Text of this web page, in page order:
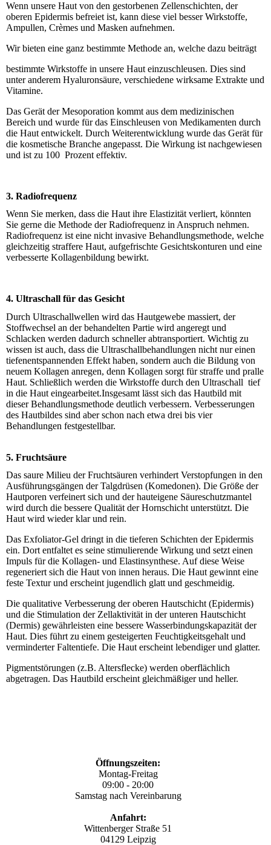
Wenn unsere Haut von den gestorbenen Zellenschichten, der
oberen Epidermis befreiet ist, kann diese viel besser Wirkstoffe,
Ampullen, Crèmes und Masken aufnehmen.
Wir bieten eine ganz bestimmte Methode an, welche dazu beiträgt
bestimmte Wirkstoffe in unsere Haut einzuschleusen. Dies sind
unter anderem Hyaluronsäure, verschiedene wirksame Extrakte und
Vitamine.
Das Gerät der Mesoporation kommt aus dem medizinischen
Bereich und wurde für das Einschleusen von Medikamenten durch
die Haut entwickelt. Durch Weiterentwicklung wurde das Gerät für
die kosmetische Branche angepasst. Die Wirkung ist nachgewiesen
und ist zu 100 Prozent effektiv.
3. Radiofrequenz
Wenn Sie merken, dass die Haut ihre Elastizität verliert, könnten
Sie gerne die Methode der Radiofrequenz in Anspruch nehmen.
Radiofrequenz ist eine nicht invasive Behandlungsmethode, welche
gleichzeitig straffere Haut, aufgefrischte Gesichtskonturen und eine
verbesserte Kollagenbildung bewirkt.
4. Ultraschall für das Gesicht
Durch Ultraschallwellen wird das Hautgewebe massiert, der
Stoffwechsel an der behandelten Partie wird angeregt und
Schlacken werden dadurch schneller abtransportiert. Wichtig zu
wissen ist auch, dass die Ultraschallbehandlungen nicht nur einen
tiefenentspannenden Effekt haben, sondern auch die Bildung von
neuem Kollagen anregen, denn Kollagen sorgt für straffe und pralle
Haut. Schließlich werden die Wirkstoffe durch den Ultraschall tief
in die Haut eingearbeitet.Insgesamt lässt sich das Hautbild mit
dieser Behandlungsmethode deutlich verbessern. Verbesserungen
des Hautbildes sind aber schon nach etwa drei bis vier
Behandlungen festgestellbar.
5. Fruchtsäure
Das saure Milieu der Fruchtsäuren verhindert Verstopfungen in den
Ausführungsgängen der Talgdrüsen (Komedonen). Die Größe der
Hautporen verfeinert sich und der hauteigene Säureschutzmantel
wird durch die bessere Qualität der Hornschicht unterstützt. Die
Haut wird wieder klar und rein.
Das Exfoliator-Gel dringt in die tieferen Schichten der Epidermis
ein. Dort entfaltet es seine stimulierende Wirkung und setzt einen
Impuls für die Kollagen- und Elastinsynthese. Auf diese Weise
regeneriert sich die Haut von innen heraus. Die Haut gewinnt eine
feste Textur und erscheint jugendlich glatt und geschmeidig.
Die qualitative Verbesserung der oberen Hautschicht (Epidermis)
und die Stimulation der Zellaktivität in der unteren Hautschicht
(Dermis) gewährleisten eine bessere Wasserbindungskapazität der
Haut. Dies führt zu einem gesteigerten Feuchtigkeitsgehalt und
verminderter Faltentiefe. Die Haut erscheint lebendiger und glatter.
Pigmentstörungen (z.B. Altersflecke) werden oberflächlich
abgetragen. Das Hautbild erscheint gleichmäßiger und heller.
Öffnungszeiten:
Montag-Freitag
09:00 - 20:00
Samstag nach Vereinbarung
Anfahrt:
Wittenberger Straße 51
04129 Leipzig